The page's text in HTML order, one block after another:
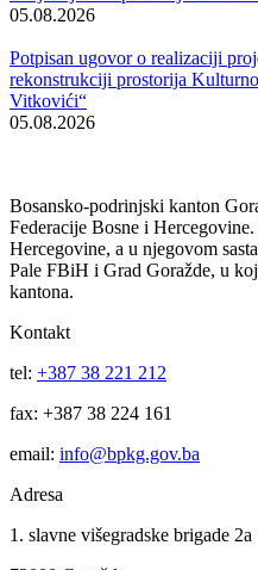
Obavijest korisnicima socijalnih
naknade u BPK Goražde